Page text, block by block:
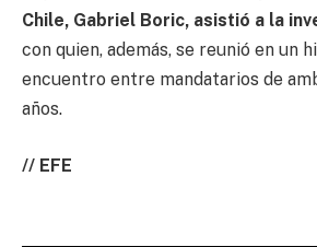
Chile, Gabriel Boric, asistió a la
con quien, además, se reunió en un
encuentro entre mandatarios de
años.
// EFE